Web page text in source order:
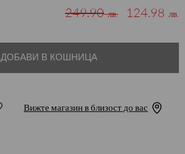
249.90лв. 124.98 лв.
ДОБАВИ В КОШНИЦА
Вижте магазин в близост до вас